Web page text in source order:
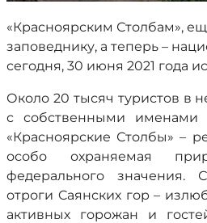
«Красноярским Столбам»,
заповеднику, а теперь –
сегодня, 30 июня 2021 года
Около 20 тысяч туристов в
с собственными именами
«Красноярские Столбы» –
особо охраняемая
федерального значения.
отроги Cаянских гор –
активных горожан и